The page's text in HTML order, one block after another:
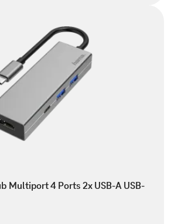
Multiport 4 Ports 2x USB-A USB-